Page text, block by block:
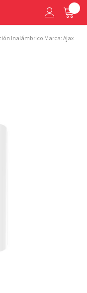
Inalámbrico Marca: Ajax